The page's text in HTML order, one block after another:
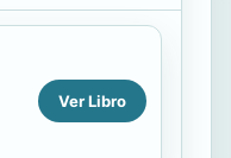
Ver Libro